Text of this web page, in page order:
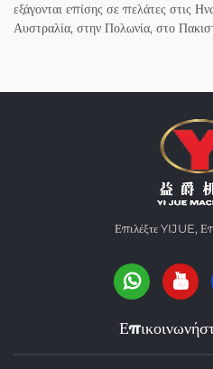
εξάγονται επίσης σε πελάτες στις
Αυστραλία, στην Πολωνία, στο
Επιλέξτε YIJUE,